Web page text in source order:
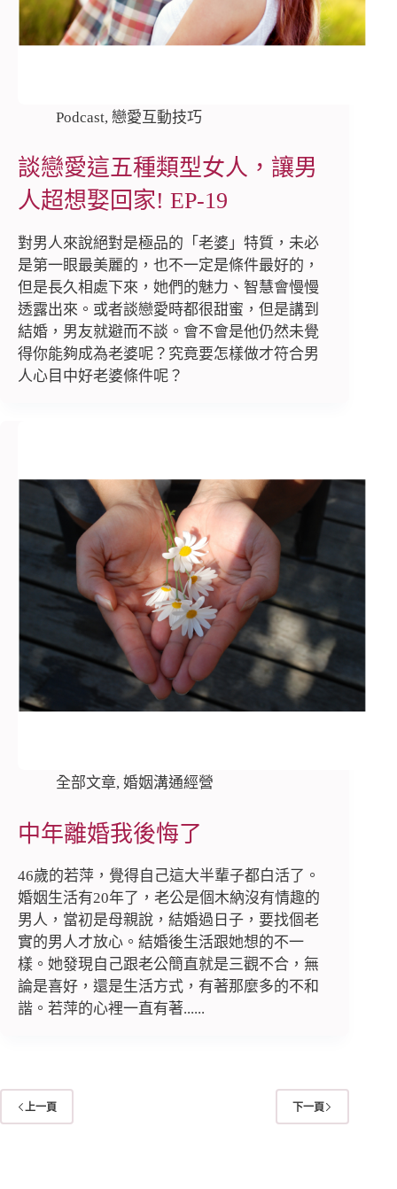
Podcast, 戀愛互動技巧
談戀愛這五種類型女人，讓男
人超想娶回家! EP-19
對男人來說絕對是極品的「老婆」特質，未必
是第一眼最美麗的，也不一定是條件最好的，
但是長久相處下來，她們的魅力、智慧會慢慢
透露出來。或者談戀愛時都很甜蜜，但是講到
結婚，男友就避而不談。會不會是他仍然未覺
得你能夠成為老婆呢？究竟要怎樣做才符合男
人心目中好老婆條件呢？
全部文章, 婚姻溝通經營
中年離婚我後悔了
46歲的若萍，覺得自己這大半輩子都白活了。
婚姻生活有20年了，老公是個木納沒有情趣的
男人，當初是母親說，結婚過日子，要找個老
實的男人才放心。結婚後生活跟她想的不一
樣。她發現自己跟老公簡直就是三觀不合，無
論是喜好，還是生活方式，有著那麼多的不和
諧。若萍的心裡一直有著......
上一頁 下一頁